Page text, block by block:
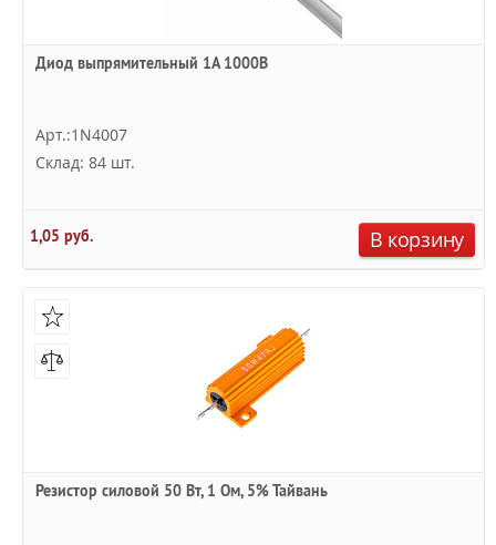
Диод выпрямительный 1А 1000В
Арт.:1N4007
Склад: 84 шт.
1,05 руб. В корзину
Резистор силовой 50 Вт, 1 Ом, 5% Тайвань